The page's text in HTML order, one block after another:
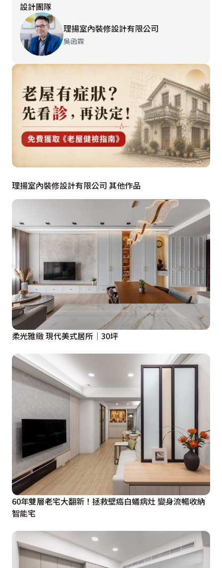
箱的視覺滯礙。
場域中，設計師吳函霖傾聽屋主的最愛，規劃出輕鬆的泡
茶區，讓短暫來訪者也能喝上杯好茶，展現待客之道，單
純中也少了客廳的正式壓迫感。在拋光石英磚引領下，視
線延伸至客、餐廳，放大著空間感，簡約中設計師吳函霖
以暖紫色壁紙帶出客廳溫度，餐廳部分則以明鏡做櫃，折
射出橫向空間，而前後皆有採光的格局，因考量到烹煮實
用性，吧台上設計師以加裝拉門阻隔油煙，下方烤漆玻璃
則透過打光，補足後方採光被阻擋的遺憾。
接上準備起始的臺階，下方除了儲藏間設計，三角空白也
以燈光強調出穿透性的明亮，在玻璃桅欄的透視下，由上
往下凝視，玄關旁的懸浮鞋櫃，則成為樓梯間最明顯的端
景。
二樓空間中，木質拉出的隱藏門片，用展列檯軟化動線，
並帶出衛浴空間，乾溼分離中，泡澡區外凸式窗台，讓屋
主可在泡澡時點上氛香蠟燭，增添生活情趣，而門片串聯
中，也進入私領域的睡眠空間，以灰鏡帶出的主臥床頭，
外推過的調整，不僅讓空間更為寬敞，也多了分景緻。小
孩房則因男女之別，一者柔雅，一者則以繃布加黑鏡突顯
男孩個性。
獨棟建築最美好的便是獨享空中花園，設計師吳函霖以強
化玻璃與鐵骨架為材，延伸出半戶外空間，鐵皮屋包覆處
則以南方松營造出小木屋般的休閒。
誰說老屋不能大翻身，設計師吳函霖用二十年的經驗值，
化諸實踐，讓業主再次擁有「新家」般的幸福。
設計團隊
理揚室內裝修設計有限公司
吳函霖
理揚室內裝修設計有限公司 其他作品
柔光雅緻 現代美式居所│30坪
60年雙層老宅大翻新！拯救壁癌白蟻病灶 變身流暢收納
智能宅